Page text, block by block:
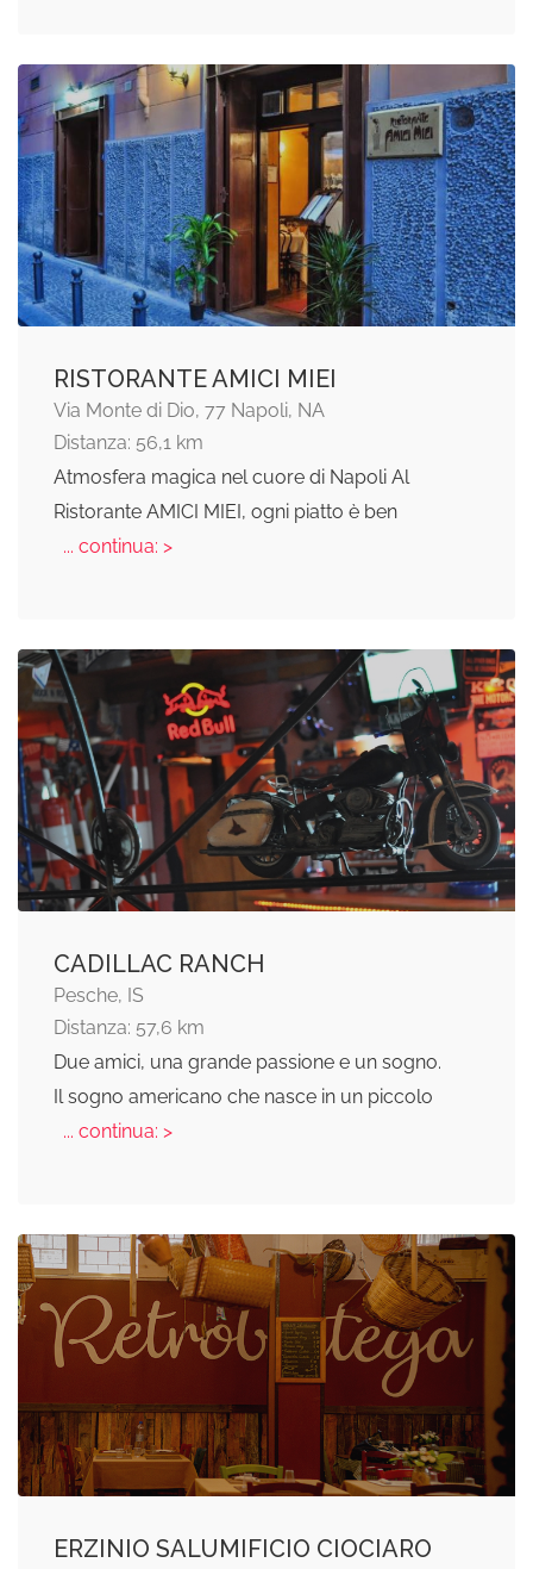
RISTORANTE AMICI MIEI
Via Monte di Dio, 77 Napoli, NA
Distanza: 56,1 km
Atmosfera magica nel cuore di Napoli Al
Ristorante AMICI MIEI, ogni piatto è ben
... continua: >
CADILLAC RANCH
Pesche, IS
Distanza: 57,6 km
Due amici, una grande passione e un sogno.
Il sogno americano che nasce in un piccolo
... continua: >
ERZINIO SALUMIFICIO CIOCIARO